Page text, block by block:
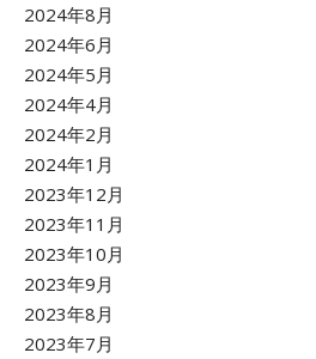
2024年8月
2024年6月
2024年5月
2024年4月
2024年2月
2024年1月
2023年12月
2023年11月
2023年10月
2023年9月
2023年8月
2023年7月